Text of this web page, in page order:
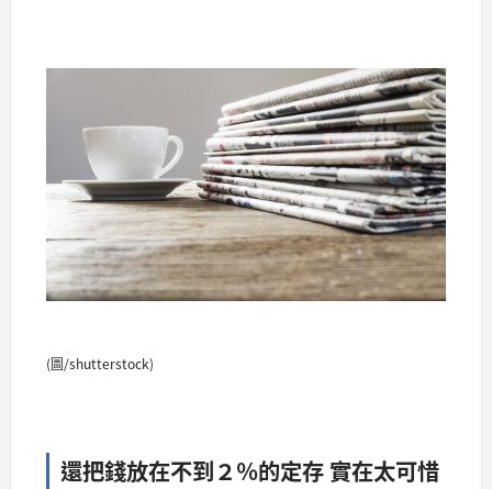
(圖/shutterstock)
還把錢放在不到２％的定存 實在太可惜